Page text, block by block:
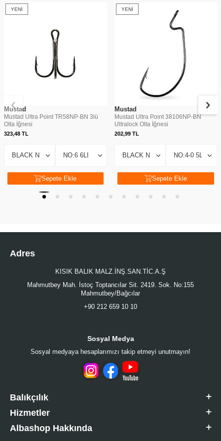
YENI
Mustad
Mustad Ultra Point TR58NP-BN 3lü
Olta İğnesi
323,48 TL
Sepete Ekle
YENI
Mustad
Mustad Ultra Point 38106NP-BN
Ultralock Olta İğnesi
202,99TL
Sepete Ekle
Adres
KISIK BALIK MALZ.İNŞ.SAN.TİC.A.Ş
Mahmutbey Mah. İstoç Toptancılar Sit. 2419. Sok. No:155
Mahmutbey/Bağcılar
+90 212 659 10 10
Sosyal Medya
Sosyal medyaya hesaplarımızı takip etmeyi unutmayın!
Balıkçılık
Hizmetler
Albashop Hakkında